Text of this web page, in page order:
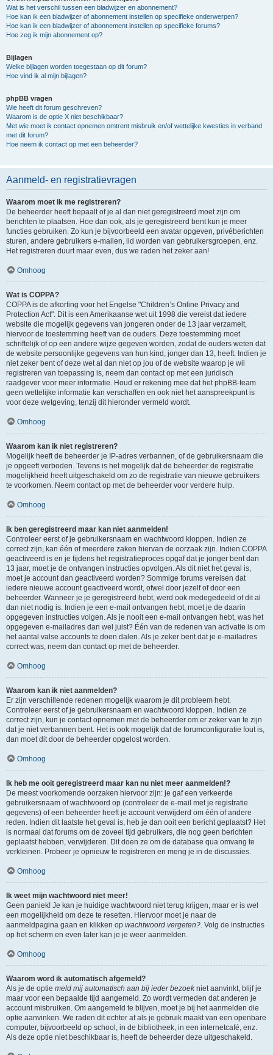
Wat is het verschil tussen een bladwijzer en abonnement?
Hoe kan ik een bladwijzer of abonnement instellen op specifieke onderwerpen?
Hoe kan ik een bladwijzer of abonnement instellen op specifieke forums?
Hoe zeg ik mijn abonnement op?
Bijlagen
Welke bijlagen worden toegestaan op dit forum?
Hoe vind ik al mijn bijlagen?
phpBB vragen
Wie heeft dit forum geschreven?
Waarom is de optie X niet beschikbaar?
Met wie moet ik contact opnemen omtrent misbruik en/of wettelijke kwesties in verband
met dit forum?
Hoe neem ik contact op met een beheerder?
Aanmeld- en registratievragen
Waarom moet ik me registreren?
De beheerder heeft bepaalt of je al dan niet geregistreerd moet zijn om
berichten te plaatsen. Hoe dan ook, als je geregistreerd bent kun je meer
functies gebruiken. Zo kun je bijvoorbeeld een avatar opgeven, privéberichten
sturen, andere gebruikers e-mailen, lid worden van gebruikersgroepen, enz.
Het registreren duurt maar even, dus we raden het zeker aan!
Omhoog
Wat is COPPA?
COPPA is de afkorting voor het Engelse "Children’s Online Privacy and
Protection Act". Dit is een Amerikaanse wet uit 1998 die vereist dat iedere
website die mogelijk gegevens van jongeren onder de 13 jaar verzamelt,
hiervoor de toestemming heeft van de ouders. Deze toestemming moet
schriftelijk of op een andere wijze gegeven worden, zodat de ouders weten dat
de website persoonlijke gegevens van hun kind, jonger dan 13, heeft. Indien je
niet zeker bent of deze wet al dan niet op jou of de website waarop je wil
registreren van toepassing is, neem dan contact op met een juridisch
raadgever voor meer informatie. Houd er rekening mee dat het phpBB-team
geen wettelijke informatie kan verschaffen en ook niet het aanspreekpunt is
voor deze wetgeving, tenzij dit hieronder vermeld wordt.
Omhoog
Waarom kan ik niet registreren?
Mogelijk heeft de beheerder je IP-adres verbannen, of de gebruikersnaam die
je opgeeft verboden. Tevens is het mogelijk dat de beheerder de registratie
mogelijkheid heeft uitgeschakeld om zo de registratie van nieuwe gebruikers
te voorkomen. Neem contact op met de beheerder voor verdere hulp.
Omhoog
Ik ben geregistreerd maar kan niet aanmelden!
Controleer eerst of je gebruikersnaam en wachtwoord kloppen. Indien ze
correct zijn, kan één of meerdere zaken hiervan de oorzaak zijn. Indien COPPA
geactiveerd is en je tijdens het registratieproces opgaf dat je jonger bent dan
13 jaar, moet je de ontvangen instructies opvolgen. Als dit niet het geval is,
moet je account dan geactiveerd worden? Sommige forums vereisen dat
iedere nieuwe account geactiveerd wordt, ofwel door jezelf of door een
beheerder. Wanneer je je geregistreerd hebt, werd ook medegedeeld of dit al
dan niet nodig is. Indien je een e-mail ontvangen hebt, moet je de daarin
opgegeven instructies volgen. Als je nooit een e-mail ontvangen hebt, was het
opgegeven e-mailadres dan wel juist? Één van de redenen van activatie is om
het aantal valse accounts te doen dalen. Als je zeker bent dat je e-mailadres
correct was, neem dan contact op met de beheerder.
Omhoog
Waarom kan ik niet aanmelden?
Er zijn verschillende redenen mogelijk waarom je dit probleem hebt.
Controleer eerst of je gebruikersnaam en wachtwoord kloppen. Indien ze
correct zijn, kun je contact opnemen met de beheerder om er zeker van te zijn
dat je niet verbannen bent. Het is ook mogelijk dat de forumconfiguratie fout is,
dan moet dit door de beheerder opgelost worden.
Omhoog
Ik heb me ooit geregistreerd maar kan nu niet meer aanmelden!?
De meest voorkomende oorzaken hiervoor zijn: je gaf een verkeerde
gebruikersnaam of wachtwoord op (controleer de e-mail met je registratie
gegevens) of een beheerder heeft je account verwijderd om één of andere
reden. Indien dit laatste het geval is, heb je dan ooit een bericht geplaatst? Het
is normaal dat forums om de zoveel tijd gebruikers, die nog geen berichten
geplaatst hebben, verwijderen. Dit doen ze om de database qua omvang te
verkleinen. Probeer je opnieuw te registreren en meng je in de discussies.
Omhoog
Ik weet mijn wachtwoord niet meer!
Geen paniek! Je kan je huidige wachtwoord niet terug krijgen, maar er is wel
een mogelijkheid om deze te resetten. Hiervoor moet je naar de
aanmeldpagina gaan en klikken op wachtwoord vergeten?. Volg de instructies
op het scherm en even later kan je je weer aanmelden.
Omhoog
Waarom word ik automatisch afgemeld?
Als je de optie meld mij automatisch aan bij ieder bezoekniet aanvinkt, blijf je
maar voor een bepaalde tijd aangemeld. Zo wordt vermeden dat anderen je
account misbruiken. Om aangemeld te blijven, moet je bij het aanmelden die
optie aanvinken. We raden dit echter af als je gebruik maakt van een openbare
computer, bijvoorbeeld op school, in de bibliotheek, in een internetcafé, enz.
Als deze optie niet beschikbaar is, heeft de beheerder deze uitgeschakeld.